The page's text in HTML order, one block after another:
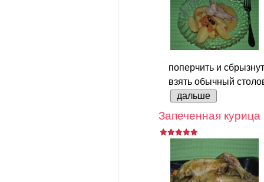
поперчить и
взять обычный
дальше
Запеченная